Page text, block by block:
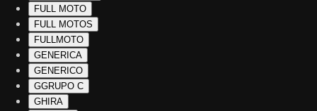
FULL MOTO
FULL MOTOS
FULLMOTO
GENERICA
GENERICO
GGRUPO C
GHIRA